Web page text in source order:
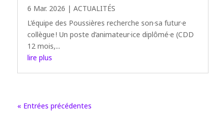
6 Mar. 2026 | ACTUALITÉS
L’équipe des Poussières recherche son·sa futur·e
collègue ! Un poste d’animateur·ice diplômé·e (CDD
12 mois,...
lire plus
« Entrées précédentes